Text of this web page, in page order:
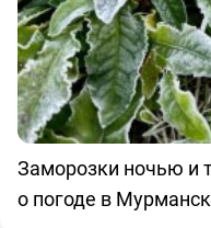
Заморозки ночью и
о погоде в